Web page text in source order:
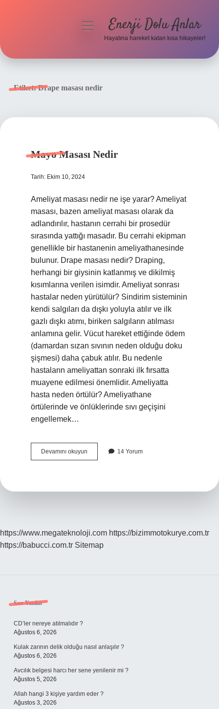
menüyüEnerji Dolu Anlar
Hayatına hareket katan kısa hikayeler!
Etiket:Drape masası nedir
Mayo Masası Nedir
Tarih: Ekim 10, 2024
Ameliyat masası nedir ne işe yarar? Ameliyat
masası, bazen ameliyat masası olarak da
adlandırılır, hastanın cerrahi bir prosedür
sırasında yattığı masadır. Bu cerrahi ekipman
genellikle bir hastanenin ameliyathanesinde
bulunur. Drape masası nedir? Draping,
herhangi bir giysinin katlanmış ve dikilmiş
kısımlarına verilen isimdir. Ameliyat sonrası
hastalar neden yürütülür? Sindirim sisteminin
kendi salgıları da dışkı yoluyla atılır ve ilk
gazlı dışkı atımı, biriken salgıların atılması
anlamına gelir. Vücut hareket ettiğinde ödem
(damardan sızan sıvının neden olduğu doku
şişmesi) daha çabuk atılır. Bu nedenle
hastaların ameliyattan sonraki ilk fırsatta
muayene edilmesi önemlidir. Ameliyatta
hasta neden örtülür? Ameliyathane
örtülerinde ve önlüklerinde sıvı geçişini
engellemek…
Devamını okuyun
Masası
14 Yorum
https://www.megateknoloji.com https://bizimmotokurye.com.tr
https://babucci.com.tr Sitemap
Sidebar
Son Yazılar
CD’ler nereye atılmalıdır ?
Ağustos 6, 2026
Kulak zarının delik olduğu nasıl anlaşılır ?
Ağustos 6, 2026
Avcılık belgesi harcı her sene yenilenir mi ?
Ağustos 5, 2026
Allah hangi 3 kişiye yardım eder ?
Ağustos 3, 2026